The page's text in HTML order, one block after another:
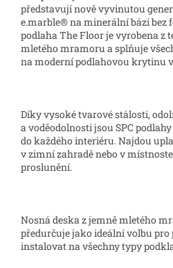
představují nově vyvinutou
e.marble® na minerální bázi bez
podlaha The Floor je vyrobena z
mletého mramoru a splňuje
na moderní podlahovou krytinu
Díky vysoké tvarové stálosti,
a voděodolnosti jsou SPC
do každého interiéru. Najdou
v zimní zahradě nebo v
proslunění.
Nosná deska z jemně mletého
předurčuje jako ideální volbu pro
instalovat na všechny typy